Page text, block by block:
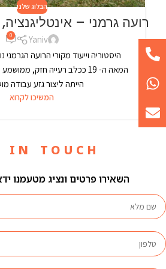
הבלוג שלנו
רועה גרמני –
Yaniv
0
היסטוריה וייעוד מקורי הרועה הגרמני
המאה ה- 19 ככלב רעייה חזק,
הייתה ליצור גזע עבודה
המשיכו לקרוא
I N T O U C H
השאירו פרטים ונציג מטעמנו